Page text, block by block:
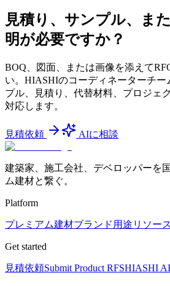
見積り、サンプル、ま
明が必要ですか？
BOQ、図面、または画像を添えて
い。HIASHIのコーディネーターチー
プル、見積り、代替材料、プロジェ
対応します。
見積依頼 AIに相談
建築家、施工会社、デベロッパーを
ム建材と繋ぐ。
Platform
プレミアム建材ブランド 用途 リソース
Get started
見積依頼Submit Product RFSHIASHI